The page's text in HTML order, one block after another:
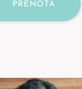
PRENOTA